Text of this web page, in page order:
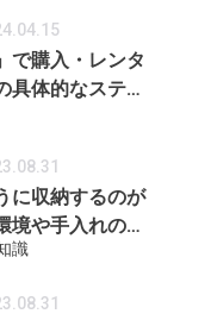
で購入・レンタ
具体的なステッ
に収納するのが
境や手入れの方
識